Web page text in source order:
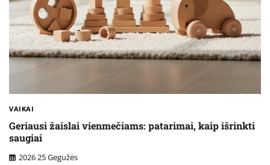
VAIKAI
Geriausi žaislai vienmečiams: patarimai, kaip išrinkti
saugiai
2026 25 Gegužės